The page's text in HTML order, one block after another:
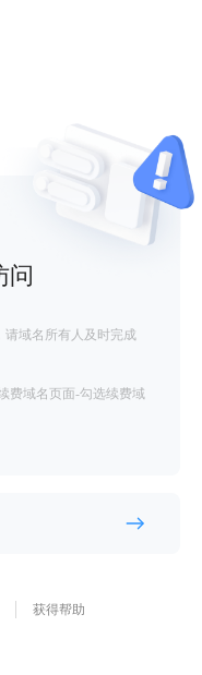
问
域名所有人及时完成
费域名页面-勾选续费域
获得帮助